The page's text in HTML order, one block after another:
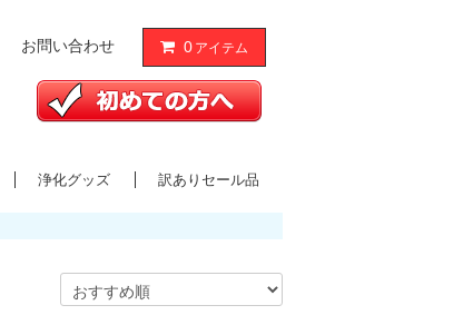
お問い合わせ 0 アイテム
浄化グッズ 訳ありセール品